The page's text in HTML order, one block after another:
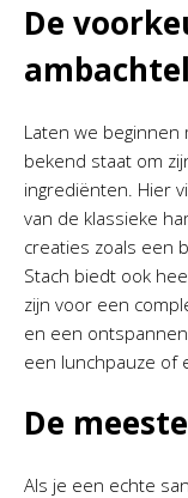
De
Laten we
bekend staat om
ingrediënten. Hier
van de klassieke
creaties zoals een
Stach biedt ook
zijn voor een
en een
een lunchpauze of
De
Als je een echte